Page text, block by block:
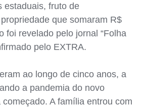
estaduais, fruto de
que somaram R$
foi revelado pelo jornal “Folha
pelo EXTRA.
ao longo de cinco anos, a
a pandemia do novo
A família entrou com